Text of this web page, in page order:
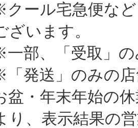
ル宅急便など
ざいます。
、「受取」の
送」のみの店
・年末年始の
り、表示結果の